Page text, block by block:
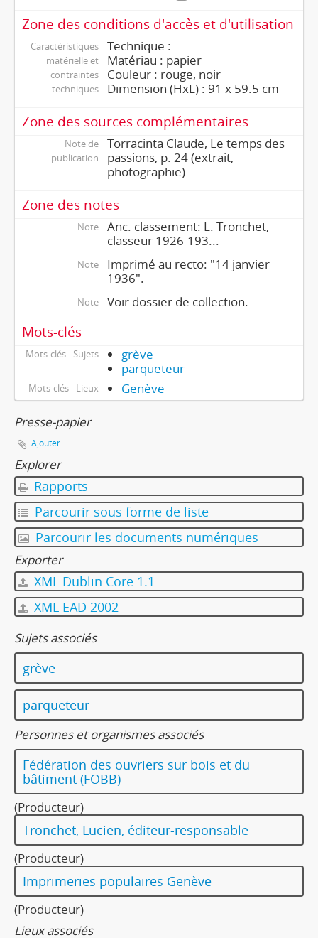
Zone des conditions d'accès et d'utilisation
Caractéristiques
matérielle et
contraintes
techniques
Technique :
Matériau : papier
Couleur : rouge, noir
Dimension (HxL) : 91 x 59.5 cm
Zone des sources complémentaires
Note de
publication
Torracinta Claude, Le temps des
passions, p. 24 (extrait,
photographie)
Zone des notes
Note
Anc. classement: L. Tronchet,
classeur 1926-193...
Note
Imprimé au recto: "14 janvier
1936".
Note Voir dossier de collection.
Mots-clés
Mots-clés - Sujets
grève
parqueteur
Mots-clés - Lieux Genève
Presse-papier
Ajouter
Explorer
Rapports
Parcourir sous forme de liste
Parcourir les documents numériques
Exporter
XML Dublin Core 1.1
XML EAD 2002
Sujets associés
grève
parqueteur
Personnes et organismes associés
Fédération des ouvriers sur bois et du
bâtiment (FOBB)
(Producteur)
Tronchet, Lucien, éditeur-responsable
(Producteur)
Imprimeries populaires Genève
(Producteur)
Lieux associés